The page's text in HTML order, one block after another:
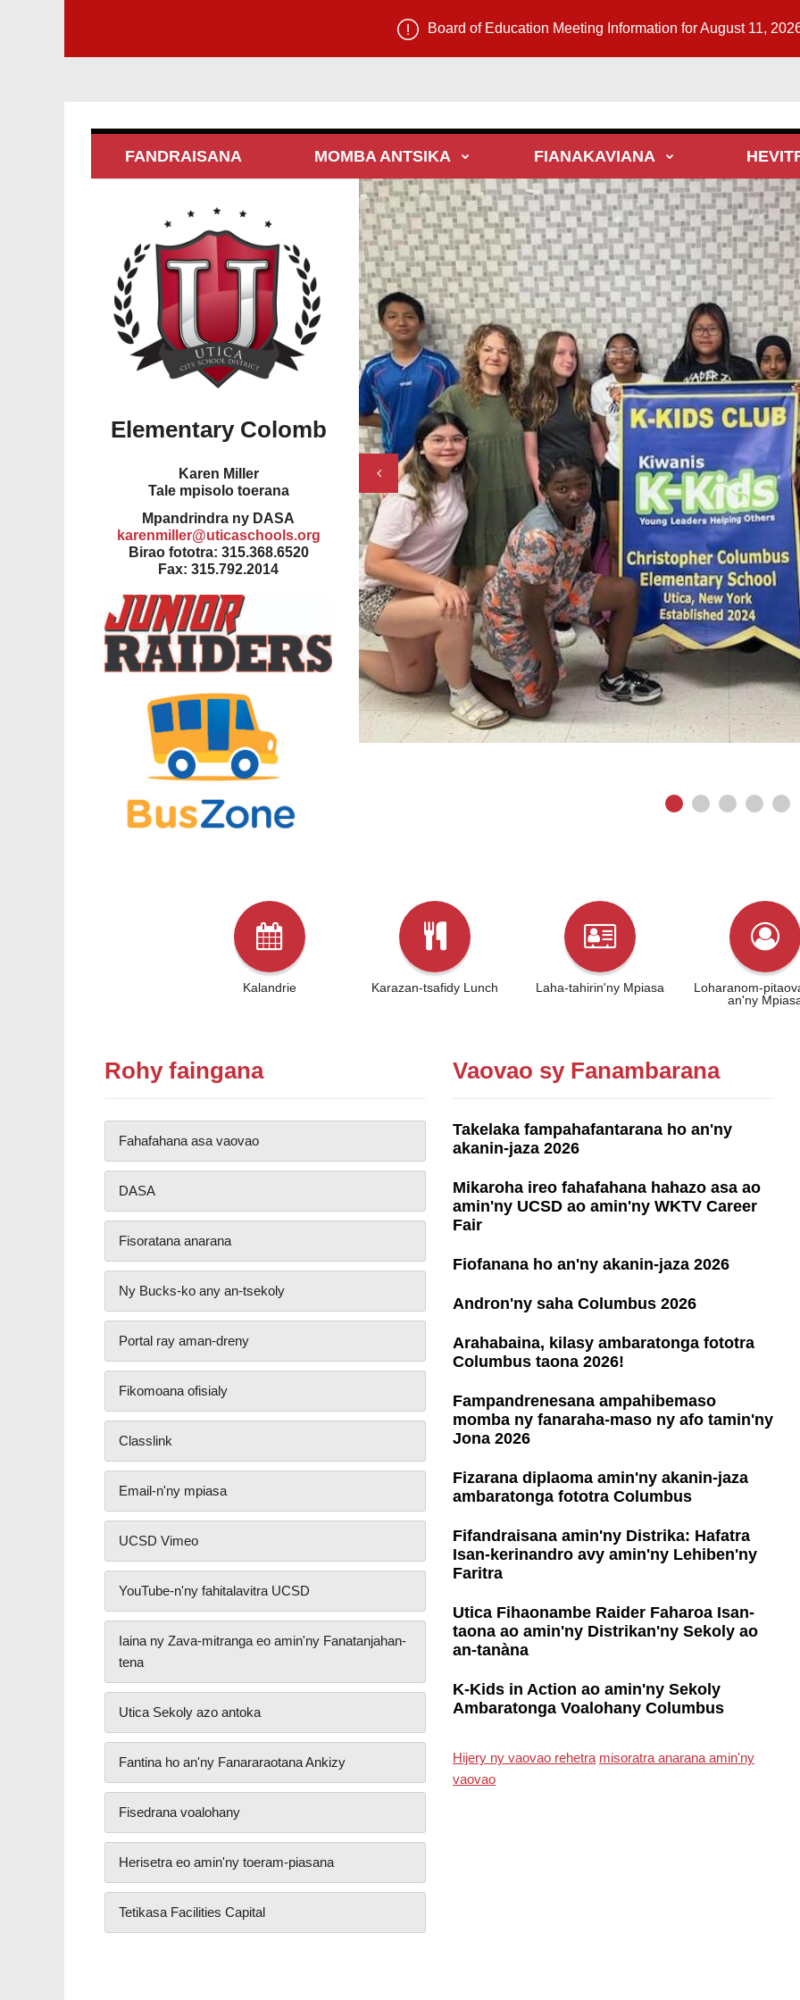
Board of Education Meeting Information for August 11,
FANDRAISANA MOMBA ANTSIKA FIANAKAVIANA
Elementary Colomb
Karen Miller
Tale mpisolo toerana
Mpandrindra ny DASA
karenmiller@uticaschools.org
Birao fototra: 315.368.6520
Fax: 315.792.2014
Previous
Kalandrie Karazan-tsafidy Lunch Laha-tahirin'ny Mpiasa
Loharanom-
an'ny
Rohy faingana
Fahafahana asa vaovao
DASA
Fisoratana anarana
Ny Bucks-ko any an-tsekoly
Portal ray aman-dreny
Fikomoana ofisialy
Classlink
Email-n'ny mpiasa
UCSD Vimeo
YouTube-n'ny fahitalavitra UCSD
Iaina ny Zava-mitranga eo amin'ny Fanatanjahan-
tena
Utica Sekoly azo antoka
Fantina ho an'ny Fanararaotana Ankizy
Fisedrana voalohany
Herisetra eo amin'ny toeram-piasana
Tetikasa Facilities Capital
Vaovao sy Fanambarana
Takelaka fampahafantarana ho an'ny
akanin-jaza 2026
Mikaroha ireo fahafahana hahazo asa ao
amin'ny UCSD ao amin'ny WKTV Career
Fair
Fiofanana ho an'ny akanin-jaza 2026
Andron'ny saha Columbus 2026
Arahabaina, kilasy ambaratonga fototra
Columbus taona 2026!
Fampandrenesana ampahibemaso
momba ny fanaraha-maso ny afo tamin'ny
Jona 2026
Fizarana diplaoma amin'ny akanin-jaza
ambaratonga fototra Columbus
Fifandraisana amin'ny Distrika: Hafatra
Isan-kerinandro avy amin'ny Lehiben'ny
Faritra
Utica Fihaonambe Raider Faharoa Isan-
taona ao amin'ny Distrikan'ny Sekoly ao
an-tanàna
K-Kids in Action ao amin'ny Sekoly
Ambaratonga Voalohany Columbus
Hijery ny vaovao rehetra misoratra anarana amin'ny
vaovao